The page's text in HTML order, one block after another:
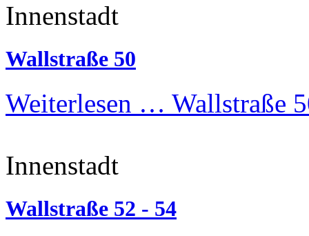
Innenstadt
Wallstraße 50
Weiterlesen … Wallstraße
Innenstadt
Wallstraße 52 - 54